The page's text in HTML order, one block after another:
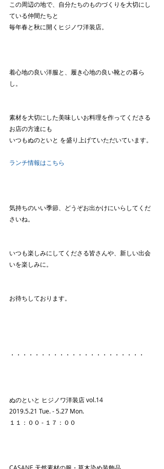
この周辺の地で、自分たちのものづくりを大切にし
ている仲間たちと
毎年春と秋に開くヒジノワ洋装店。
着心地の良い洋服と、履き心地の良い靴との暮ら
し。
素材を大切にした美味しいお料理を作ってくださる
お店の方達にも
いつもぬのといと を盛り上げていただいています。
ランチ情報はこちら
気持ちのいい季節、どうぞお出かけにいらしてくだ
さいね。
いつも楽しみにしてくださる皆さんや、新しい出会
いを楽しみに。
お待ちしております。
・・・・・・・・・・・・・・・・・・・・・・
ぬのといと ヒジノワ洋装店 vol.14
2019.5.21 Tue. - 5.27 Mon.
１１：００ - １７：００